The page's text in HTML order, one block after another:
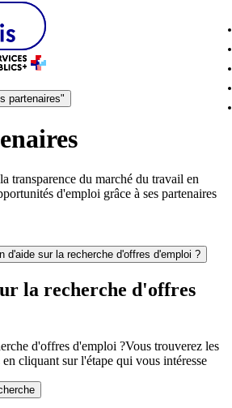
partenaires"
transparence du marché du travail en
d'emploi grâce à ses partenaires
d'aide sur la recherche d'offres d'emploi ?
la recherche d'offres
d'offres d'emploi ?Vous trouverez les
cliquant sur l'étape qui vous intéresse